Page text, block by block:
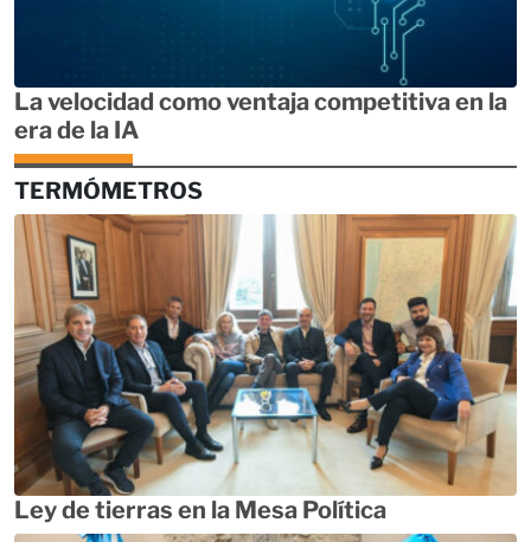
La velocidad como ventaja competitiva en la
era de la IA
TERMÓMETROS
Ley de tierras en la Mesa Política